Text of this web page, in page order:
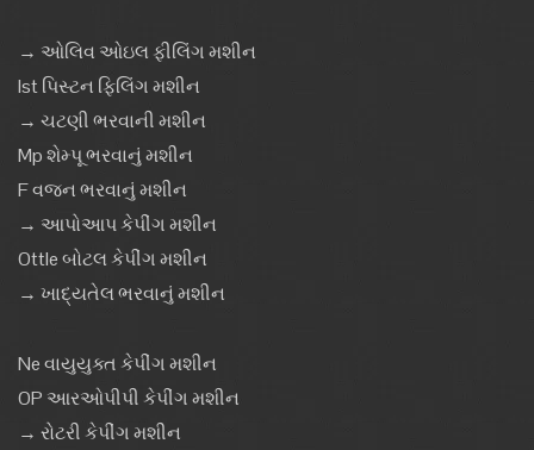
→ ઓલિવ ઓઇલ ફીલિંગ મશીન
Ist પિસ્ટન ફિલિંગ મશીન
→ ચટણી ભરવાની મશીન
Mp શેમ્પૂ ભરવાનું મશીન
F વજન ભરવાનું મશીન
→ આપોઆપ કેપીંગ મશીન
Ottle બોટલ કેપીંગ મશીન
→ ખાદ્યતેલ ભરવાનું મશીન
Ne વાયુયુક્ત કેપીંગ મશીન
OP આરઓપીપી કેપીંગ મશીન
→ રોટરી કેપીંગ મશીન